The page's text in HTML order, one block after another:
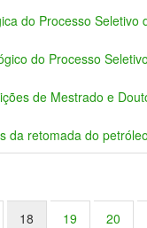
do Processo Seletivo
do Processo
de Mestrado e
da retomada do
18 19 20